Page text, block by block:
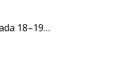
18–19…